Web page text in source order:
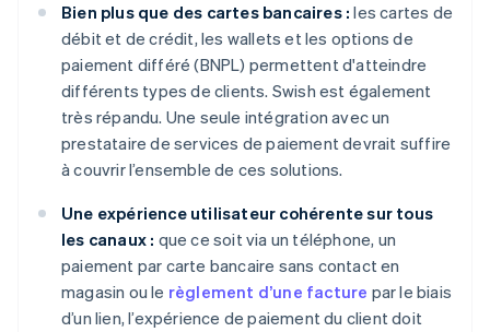
Bien plus que des cartes bancaires : les cartes de
débit et de crédit, les wallets et les options de
paiement différé (BNPL) permettent d'atteindre
différents types de clients. Swish est également
très répandu. Une seule intégration avec un
prestataire de services de paiement devrait suffire
à couvrir l’ensemble de ces solutions.
Une expérience utilisateur cohérente sur tous
les canaux : que ce soit via un téléphone, un
paiement par carte bancaire sans contact en
magasin ou le règlement d’une facture par le biais
d’un lien, l’expérience de paiement du client doit